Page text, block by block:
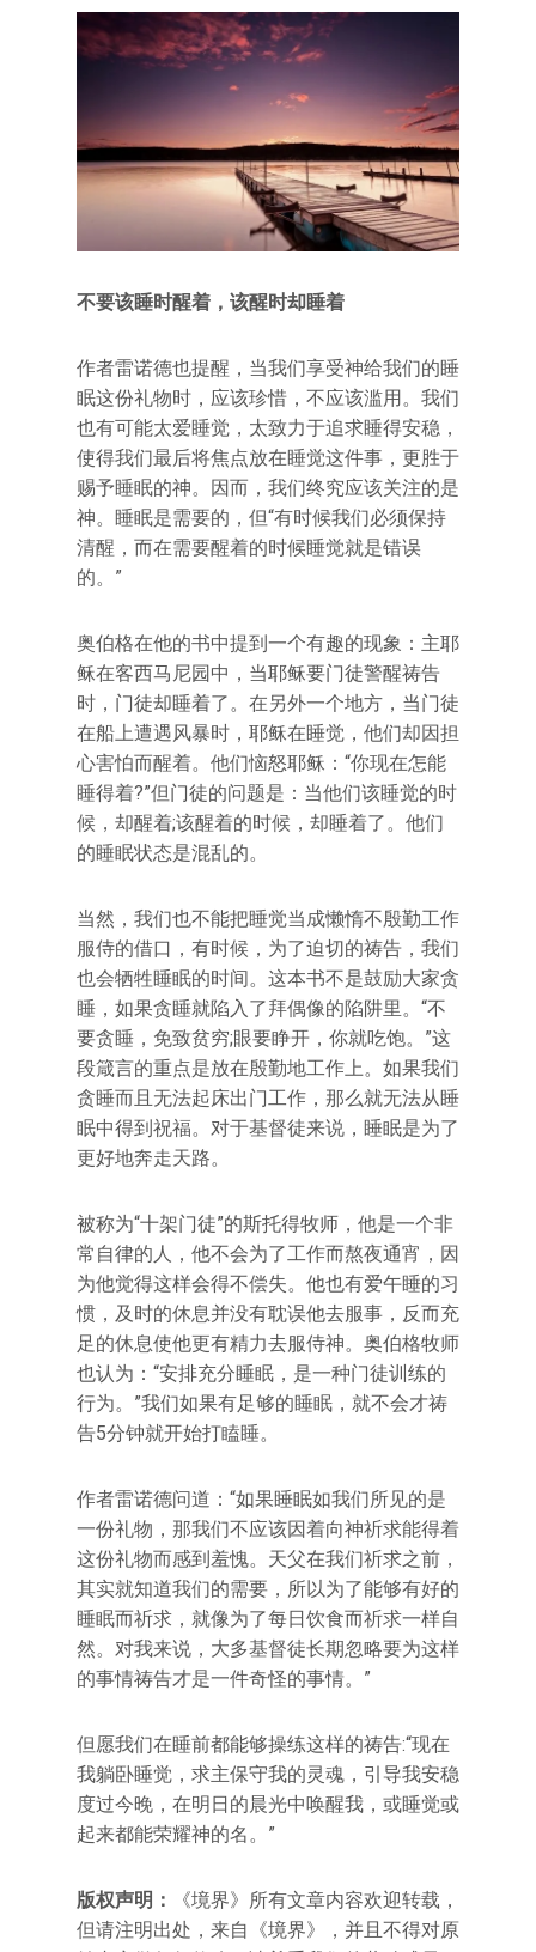
不要该睡时醒着，该醒时却睡着
作者雷诺德也提醒，当我们享受神给我们的睡
眠这份礼物时，应该珍惜，不应该滥用。我们
也有可能太爱睡觉，太致力于追求睡得安稳，
使得我们最后将焦点放在睡觉这件事，更胜于
赐予睡眠的神。因而，我们终究应该关注的是
神。睡眠是需要的，但“有时候我们必须保持
清醒，而在需要醒着的时候睡觉就是错误
的。”
奥伯格在他的书中提到一个有趣的现象：主耶
稣在客西马尼园中，当耶稣要门徒警醒祷告
时，门徒却睡着了。在另外一个地方，当门徒
在船上遭遇风暴时，耶稣在睡觉，他们却因担
心害怕而醒着。他们恼怒耶稣：“你现在怎能
睡得着?”但门徒的问题是：当他们该睡觉的时
候，却醒着;该醒着的时候，却睡着了。他们
的睡眠状态是混乱的。
当然，我们也不能把睡觉当成懒惰不殷勤工作
服侍的借口，有时候，为了迫切的祷告，我们
也会牺牲睡眠的时间。这本书不是鼓励大家贪
睡，如果贪睡就陷入了拜偶像的陷阱里。“不
要贪睡，免致贫穷;眼要睁开，你就吃饱。”这
段箴言的重点是放在殷勤地工作上。如果我们
贪睡而且无法起床出门工作，那么就无法从睡
眠中得到祝福。对于基督徒来说，睡眠是为了
更好地奔走天路。
被称为“十架门徒”的斯托得牧师，他是一个非
常自律的人，他不会为了工作而熬夜通宵，因
为他觉得这样会得不偿失。他也有爱午睡的习
惯，及时的休息并没有耽误他去服事，反而充
足的休息使他更有精力去服侍神。奥伯格牧师
也认为：“安排充分睡眠，是一种门徒训练的
行为。”我们如果有足够的睡眠，就不会才祷
告5分钟就开始打瞌睡。
作者雷诺德问道：“如果睡眠如我们所见的是
一份礼物，那我们不应该因着向神祈求能得着
这份礼物而感到羞愧。天父在我们祈求之前，
其实就知道我们的需要，所以为了能够有好的
睡眠而祈求，就像为了每日饮食而祈求一样自
然。对我来说，大多基督徒长期忽略要为这样
的事情祷告才是一件奇怪的事情。”
但愿我们在睡前都能够操练这样的祷告:“现在
我躺卧睡觉，求主保守我的灵魂，引导我安稳
度过今晚，在明日的晨光中唤醒我，或睡觉或
起来都能荣耀神的名。”
版权声明：
《境界》所有文章内容欢迎转载，
但请注明出处，来自《境界》，并且不得对原